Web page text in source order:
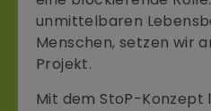
unmittelbaren
Menschen, setzen wir
Projekt.
Mit dem StoP-Konzept